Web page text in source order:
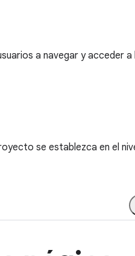
a navegar y acceder
se establezca en el